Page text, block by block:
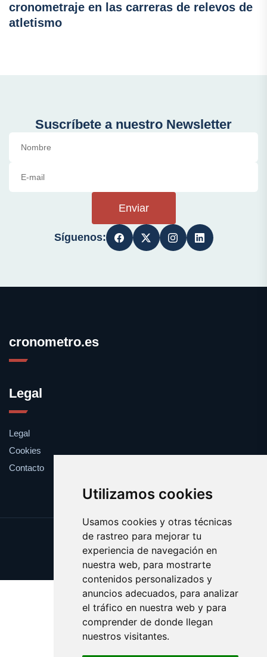
Utilizamos cookies
Usamos cookies y otras técnicas
de rastreo para mejorar tu
experiencia de navegación en
nuestra web, para mostrarte
contenidos personalizados y
anuncios adecuados, para analizar
el tráfico en nuestra web y para
comprender de donde llegan
nuestros visitantes.
cronometraje en las carreras de relevos de
atletismo
Suscríbete a nuestro Newsletter
Enviar
Síguenos:
cronometro.es
Legal
Legal
Cookies
Contacto
Update cookies preferences
Copyright © 2025 cronometro.es